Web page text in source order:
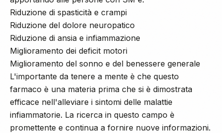
Riduzione di spasticità e crampi
Riduzione del dolore neuropatico
Riduzione di ansia e infiammazione
Miglioramento dei deficit motori
Miglioramento del sonno e del benessere generale
L'importante da tenere a mente è che questo
farmaco è una materia prima che si è dimostrata
efficace nell'alleviare i sintomi delle malattie
infiammatorie. La ricerca in questo campo è
promettente e continua a fornire nuove informazioni.